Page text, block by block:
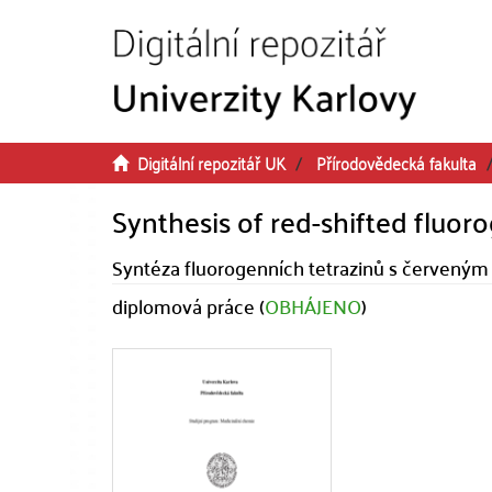
Digitální repozitář UK Přírodovědecká fakulta
Synthesis of red-shifted
Syntéza fluorogenních tetrazinů s
diplomová práce (OBHÁJENO)